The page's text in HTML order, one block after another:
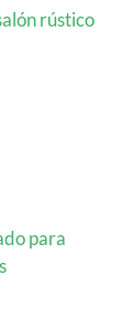
rústico
para